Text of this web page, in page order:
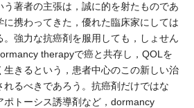
う著者の主張は，誠に的を射たものであ
に携わってきた，優れた臨床家にしては
。強力な抗癌剤を服用しても，しょせん
therapyで癌と共存し，QOLを
きるという，患者中心のこの新しい治
るべきであろう。抗癌剤だけではな
ポトーシス誘導剤など，dormancy